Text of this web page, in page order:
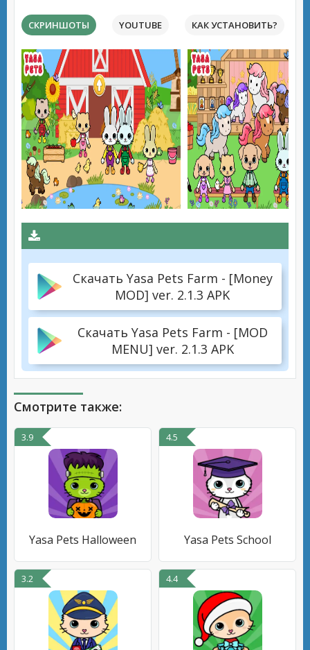
СКРИНШОТЫ YOUTUBE КАК УСТАНОВИТЬ?
Скачать Yasa Pets Farm - [Money
MOD] ver. 2.1.3 APK
Скачать Yasa Pets Farm - [MOD
MENU] ver. 2.1.3 APK
Смотрите также:
3.9
Yasa Pets Halloween
4.5
Yasa Pets School
3.2 4.4